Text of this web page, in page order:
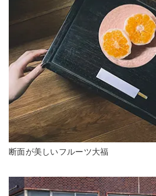
断面が美しいフルーツ大福